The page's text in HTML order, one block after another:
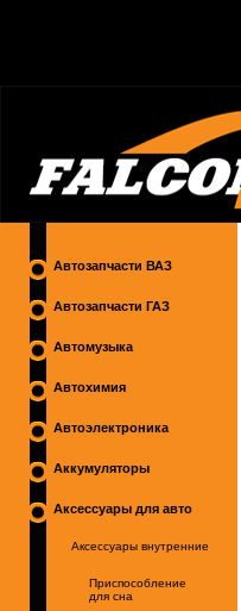
Автозапчасти ВАЗ
Автозапчасти ГАЗ
Автомузыка
Автохимия
Автоэлектроника
Аккумуляторы
Аксессуары для авто
Аксессуары внутренние
Приспособление
для сна